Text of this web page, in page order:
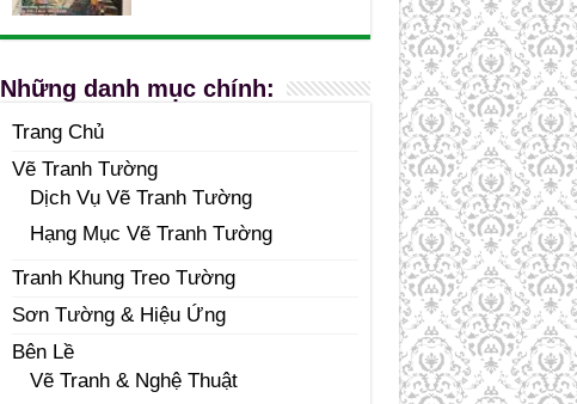
Những danh mục chính:
Trang Chủ
Vẽ Tranh Tường
Dịch Vụ Vẽ Tranh Tường
Hạng Mục Vẽ Tranh Tường
Tranh Khung Treo Tường
Sơn Tường & Hiệu Ứng
Bên Lề
Vẽ Tranh & Nghệ Thuật